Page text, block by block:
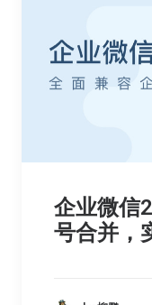
企业微信
号合并，